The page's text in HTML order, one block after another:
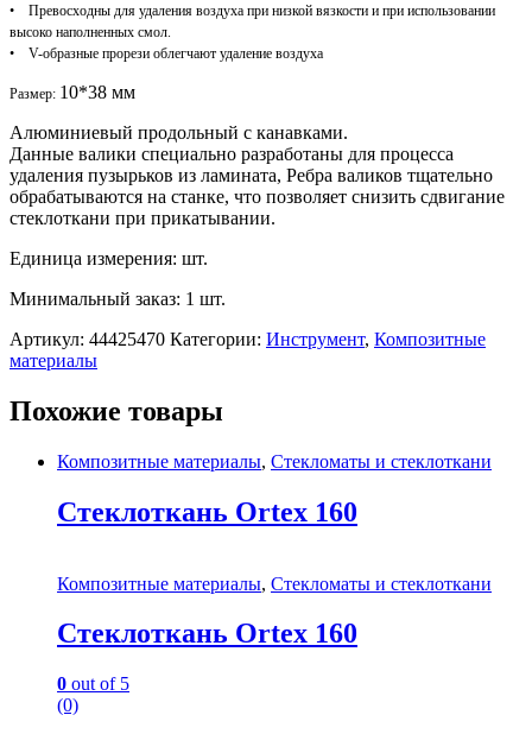
• Превосходны для удаления воздуха при низкой вязкости и при использовании
высоко наполненных смол.
• V-образные прорези облегчают удаление воздуха
Размер: 10*38 мм
Алюминиевый продольный с канавками.
Данные валики специально разработаны для процесса
удаления пузырьков из ламината, Ребра валиков тщательно
обрабатываются на станке, что позволяет снизить сдвигание
стеклоткани при прикатывании.
Единица измерения: шт.
Минимальный заказ: 1 шт.
Артикул: 44425470 Категории: Инструмент, Композитные
материалы
Похожие товары
Композитные материалы, Стекломаты и стеклоткани
Стеклоткань Ortex 160
Композитные материалы, Стекломаты и стеклоткани
Стеклоткань Ortex 160
0 out of 5
(0)